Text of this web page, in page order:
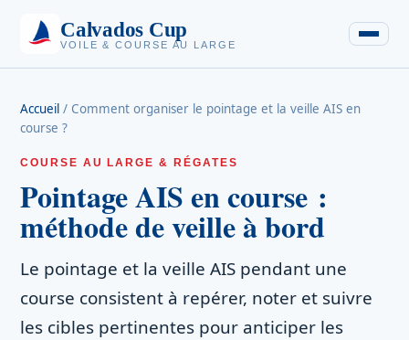
Calvados Cup
VOILE & COURSE AU LARGE
Accueil / Comment organiser le pointage et la veille AIS en
course ?
COURSE AU LARGE & RÉGATES
Pointage AIS en course :
méthode de veille à bord
Le pointage et la veille AIS pendant une
course consistent à repérer, noter et suivre
les cibles pertinentes pour anticiper les